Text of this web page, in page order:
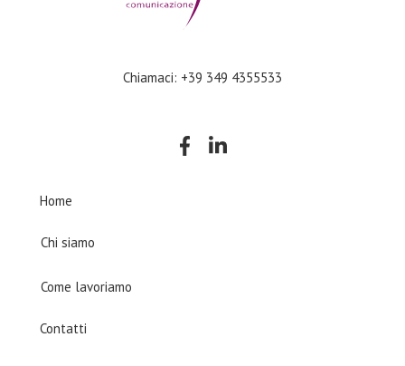
Chiamaci: +39 349 4355533
Home
Chi siamo
Come lavoriamo
Contatti